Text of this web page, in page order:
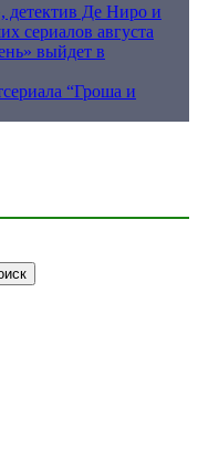
детектив Де Ниро и
сериалов августа
выйдет в
“Гроша и